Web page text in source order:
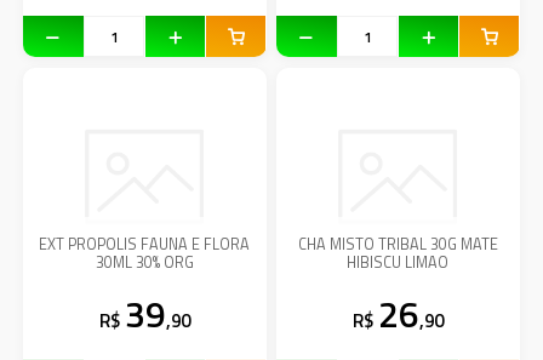
EXT PROPOLIS FAUNA E FLORA
30ML 30% ORG
R$ 39,90
CHA MISTO TRIBAL 30G MATE
HIBISCU LIMAO
R$ 26,90